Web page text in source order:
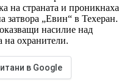
на страната и проникнаха
затвора „Евин“ в Техеран.
насилие над
на охранители.
в Google